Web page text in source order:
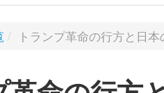
/ トランプ革命の行方と日